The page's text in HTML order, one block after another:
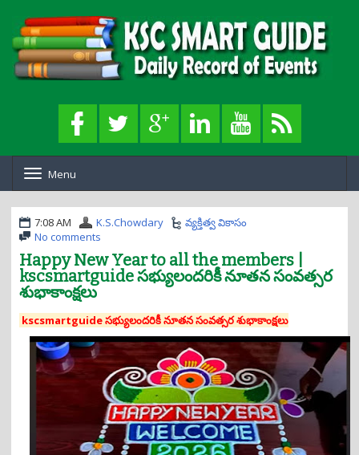
o
g
l
n
a
g
a
t
i
o
n
Menu
7:08 AM K.S.Chowdary
వ్యక్తిత్వ వికాసం
No comments
Happy New Year to all the members |
kscsmartguide సభ్యులందరికీ నూతన సంవత్సర
శుభాకాంక్షలు
kscsmartguide సభ్యులందరికీ నూతన సంవత్సర శుభాకాంక్షలు